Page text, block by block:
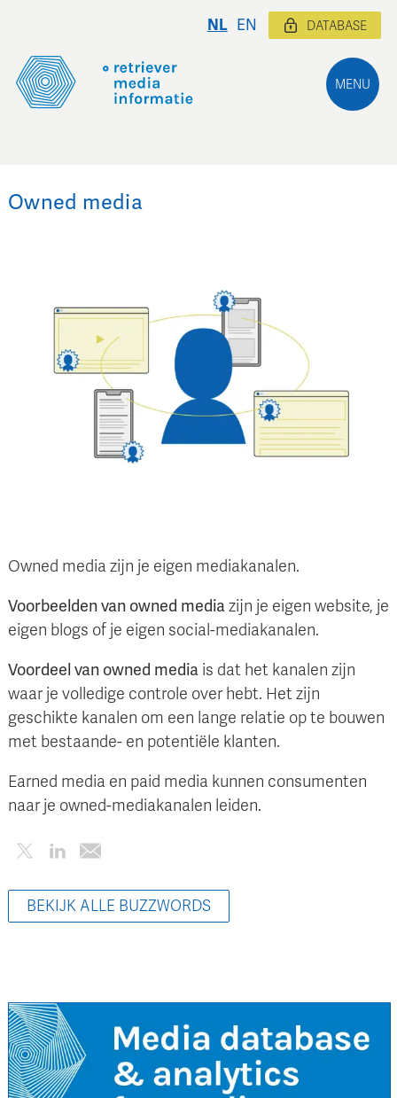
MENU
NL EN DATABASE
Owned media
Owned media zijn je eigen mediakanalen.
Voorbeelden van owned mediazijn je eigen website, je
eigen blogs of je eigen social-mediakanalen.
Voordeel van owned media is dat het kanalen zijn
waar je volledige controle over hebt. Het zijn
geschikte kanalen om een lange relatie op te bouwen
met bestaande- en potentiële klanten.
Earned media en paid media kunnen consumenten
naar je owned-mediakanalen leiden.
BEKIJK ALLE BUZZWORDS